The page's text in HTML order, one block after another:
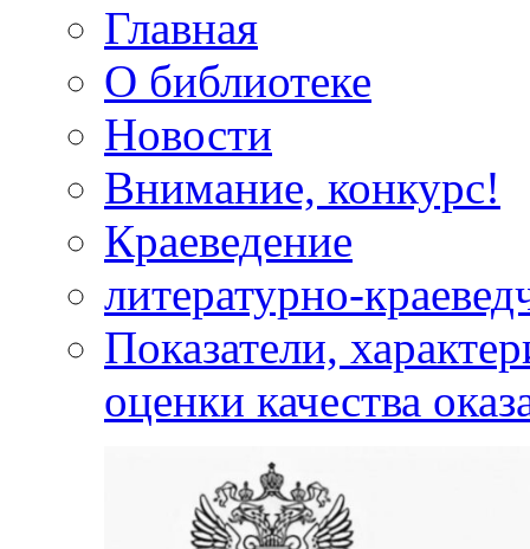
Главная
О библиотеке
Новости
Внимание, конкурс!
Краеведение
литературно-
Показатели,
оценки качества